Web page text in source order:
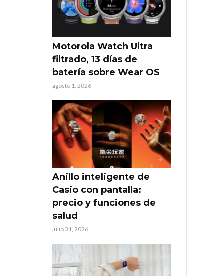
Motorola Watch Ultra
filtrado, 13 días de
batería sobre Wear OS
agosto 1, 2026
Anillo inteligente de
Casio con pantalla:
precio y funciones de
salud
julio 31, 2026